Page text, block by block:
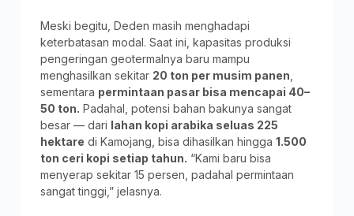
Meski begitu, Deden masih menghadapi
keterbatasan modal. Saat ini, kapasitas produksi
pengeringan geotermalnya baru mampu
menghasilkan sekitar 20 ton per musim panen
sementara permintaan pasar bisa mencapai 40–
50 ton. Padahal, potensi bahan bakunya sangat
besar — dari lahan kopi arabika seluas 225
hektare di Kamojang, bisa dihasilkan hingga 1.500
ton ceri kopi setiap tahun. “Kami baru bisa
menyerap sekitar 15 persen, padahal permintaan
sangat tinggi,” jelasnya.